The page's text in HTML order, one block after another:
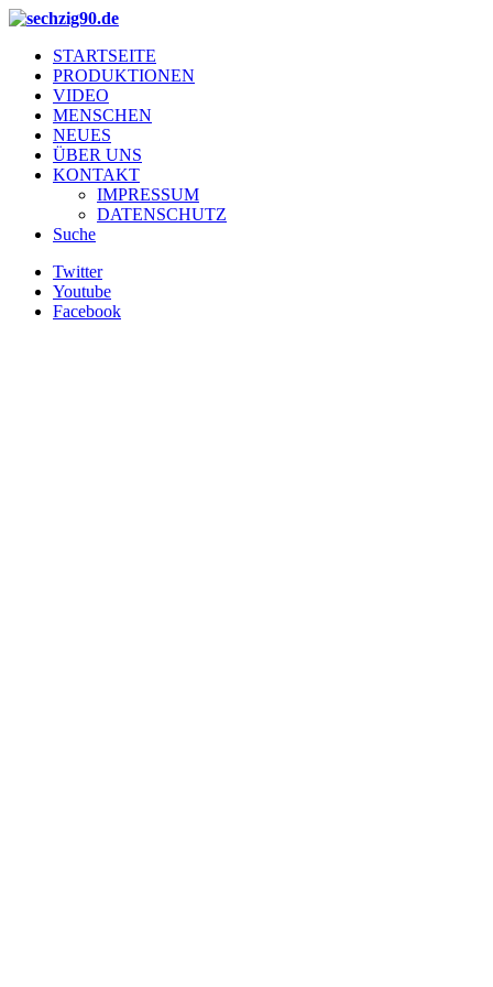
STARTSEITE
PRODUKTIONEN
VIDEO
MENSCHEN
NEUES
ÜBER UNS
KONTAKT
IMPRESSUM
DATENSCHUTZ
Suche
Twitter
Youtube
Facebook